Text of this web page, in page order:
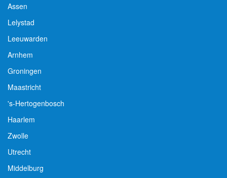
Assen
Lelystad
Leeuwarden
Arnhem
Groningen
Maastricht
's-Hertogenbosch
Haarlem
Zwolle
Utrecht
Middelburg